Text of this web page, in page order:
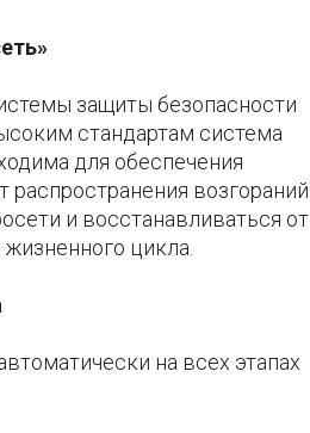
защиты безопасности
стандартам система
для обеспечения
распространения возгораний
и восстанавливаться от
цикла.
на всех этапах